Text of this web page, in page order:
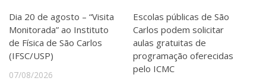
Dia 20 de agosto – “Visita
Monitorada” ao Instituto
de Física de São Carlos
(IFSC/USP)
07/08/2026
Escolas públicas de São
Carlos podem solicitar
aulas gratuitas de
programação oferecidas
pelo ICMC